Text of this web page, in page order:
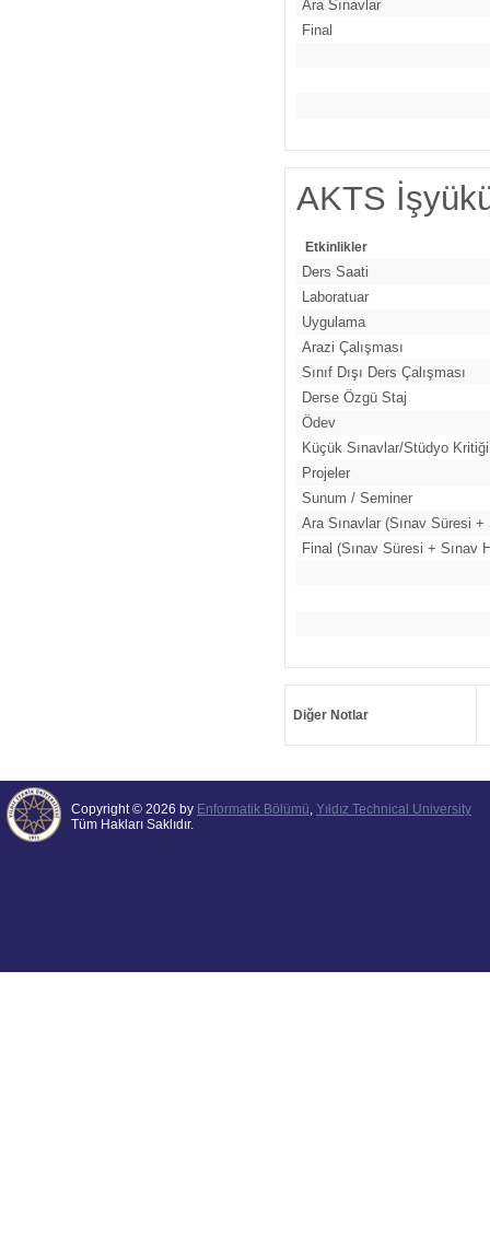
Ara Sınavlar
Final
AKTS
Etkinlikler
Ders Saati
Laboratuar
Uygulama
Arazi Çalışması
Sınıf Dışı Ders Çalışması
Derse Özgü Staj
Ödev
Küçük Sınavlar/Stüdyo Kritiği
Projeler
Sunum / Seminer
Ara Sınavlar (Sınav Süresi +
Final (Sınav Süresi + Sınav
Diğer Notlar
Copyright © 2026 by Enformatik Bölümü, Yıldız Technical University
Tüm Hakları Saklıdır.